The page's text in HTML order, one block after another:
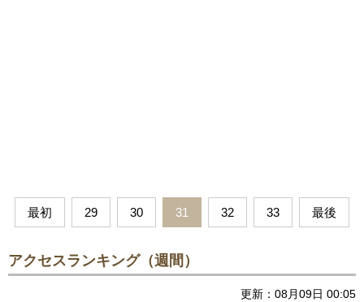
最初 29 30 31 32 33 最後
アクセスランキング（週間）
更新：08月09日 00:05